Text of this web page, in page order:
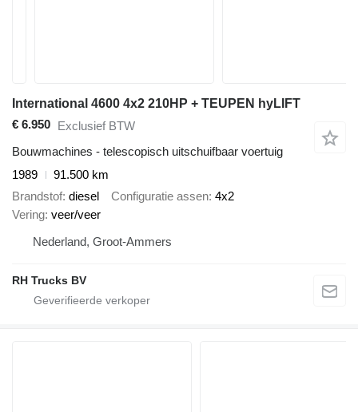
International 4600 4x2 210HP + TEUPEN hyLIFT
€ 6.950 Exclusief BTW
Bouwmachines - telescopisch uitschuifbaar voertuig
1989
91.500 km
Brandstof diesel Configuratie assen 4x2
Vering veer/veer
Nederland, Groot-Ammers
RH Trucks BV